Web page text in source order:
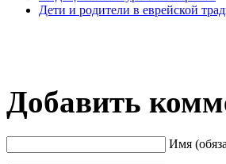
Дети и родители в еврейской
Добавить
Имя